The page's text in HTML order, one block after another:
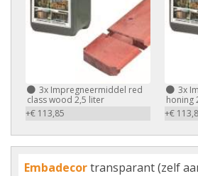
3x Impregneermiddel red
class wood 2,5 liter
+€ 113,85
3x
honing
+€
Embadecortransparant (zelf